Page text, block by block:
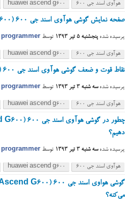
هوآوی اسند جی ۶۰۰ huawei ascend g600
صفحه نمایش گوشی هوآوی اسند جی ۶۰۰ (Huawei Ascend G600) ضدخش هست؟
پرسیده شده پنجشنبه ۵ تیر ۱۳۹۳ توسط programmer
هوآوی اسند جی ۶۰۰ huawei ascend g600
نقاط قوت و ضعف گوشی هوآوی اسند جی 600 (Huawei Ascend G600) چیست؟
پرسیده شده سه شنبه ۳ تیر ۱۳۹۳ توسط programmer
هوآوی اسند جی ۶۰۰ huawei ascend g600
دهیم؟
پرسیده شده سه شنبه ۳ تیر ۱۳۹۳ توسط programmer
هوآوی اسند جی ۶۰۰ huawei ascend g600
می‌کنه؟